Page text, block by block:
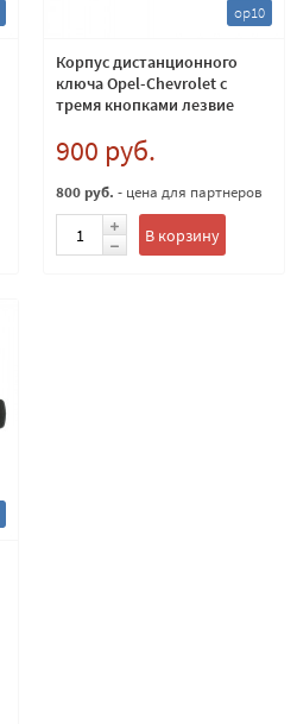
op10
Корпус дистанционного
ключа Opel-Chevrolet с
тремя кнопками лезвие
900 руб.
800 руб. - цена для партнеров
В корзину